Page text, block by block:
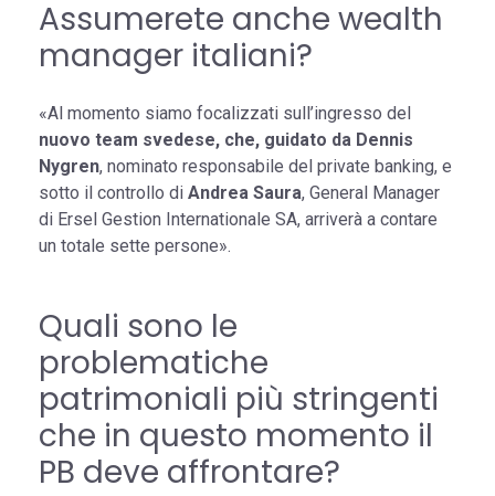
Assumerete anche wealth
manager italiani?
«Al momento siamo focalizzati sull’ingresso del
nuovo team svedese, che, guidato da Dennis
Nygren, nominato responsabile del private banking, e
sotto il controllo di Andrea Saura, General Manager
di Ersel Gestion Internationale SA, arriverà a contare
un totale sette persone».
Quali sono le
problematiche
patrimoniali più stringenti
che in questo momento il
PB deve affrontare?